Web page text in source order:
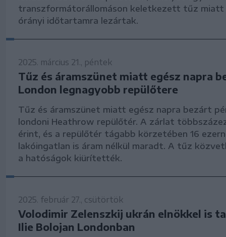
transzformátorállomáson keletkezett tűz miatt
órányi időtartamra lezártak.
2025. március 21., péntek
Tűz és áramszünet miatt egész napra
London legnagyobb repülőtere
Tűz és áramszünet miatt egész napra bezárt
londoni Heathrow repülőtér. A zárlat
érint, és a repülőtér tágabb körzetében 16
lakóingatlan is áram nélkül maradt. A tűz
a hatóságok kiürítették.
2025. február 27., csütörtök
Volodimir Zelenszkij ukrán elnökkel is
Ilie Bolojan Londonban